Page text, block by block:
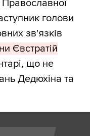
Православної
голови
зв'язків
Євстратій
що не
Дедюхіна та